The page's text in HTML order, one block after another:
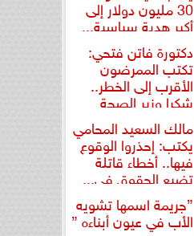
30 مليون دولار إلى
أكبر هدية سياسية...
دكتورة فاتن فتحي:
تكتب الممرضون
الأقرب إلى الخطر..
شكرا وزير الصحة
مالك السعيد المحامي
يكتب: إحذروا الوقوع
فيها.. أخطاء قاتلة
تضيع الحقوق في...
”جريمة اسمها تشويه
الأب في عيون أبناءه ”